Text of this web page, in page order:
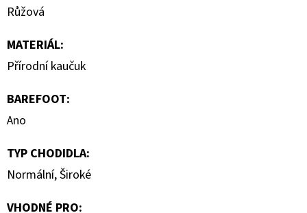
Růžová
MATERIÁL:
Přírodní kaučuk
BAREFOOT:
Ano
TYP CHODIDLA:
Normální,Široké
VHODNÉ PRO: